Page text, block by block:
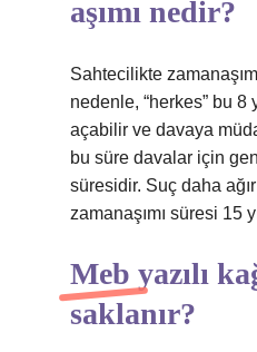
aşımı nedir?
Sahtecilikte
nedenle, “herkes” bu 8
açabilir ve davaya
bu süre davalar için
süresidir. Suç daha
zamanaşımı süresi 15
Meb yazılı
saklanır?